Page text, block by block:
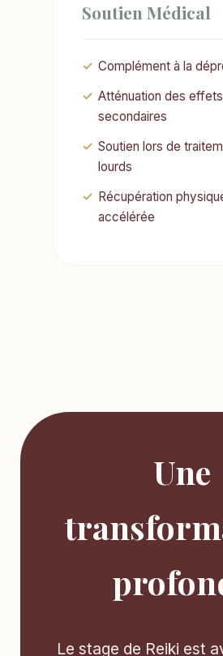
Soutien Médical
Complément à la
Atténuation des effets
secondaires
Soutien lors de
lourds
Récupération
accélérée
Une
Le stage de Reiki est